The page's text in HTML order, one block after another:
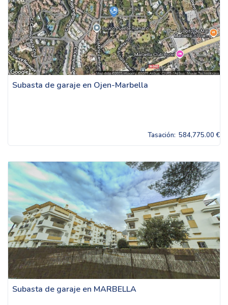
Subasta de garaje en Ojen-Marbella
Tasación: 584,775.00 €
Subasta de garaje en MARBELLA